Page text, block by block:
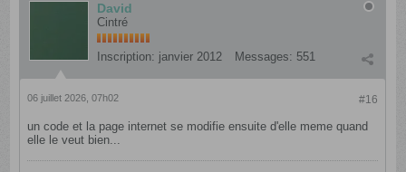
David
Cintré
Inscription: janvier 2012 Messages: 551
#16
06 juillet 2026, 07h02
un code et la page internet se modifie ensuite d'elle meme quand
elle le veut bien...